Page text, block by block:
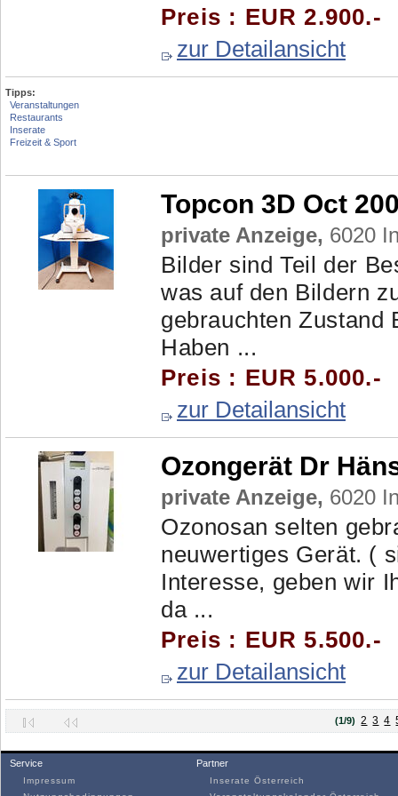
Preis : EUR 2.900.-
zur Detailansicht
Tipps:
Veranstaltungen
Restaurants
Inserate
Freizeit & Sport
Topcon 3D Oct
private Anzeige, 6020
Bilder sind Teil der
was auf den Bildern
gebrauchten Zustand
Haben ...
Preis : EUR 5.000.-
zur Detailansicht
Ozongerät Dr
private Anzeige, 6020
Ozonosan selten
neuwertiges Gerät. (
Interesse, geben wir
da ...
Preis : EUR 5.500.-
zur Detailansicht
(1/9) 2 3 4
Service
Impressum
Partner
Inserate Österreich